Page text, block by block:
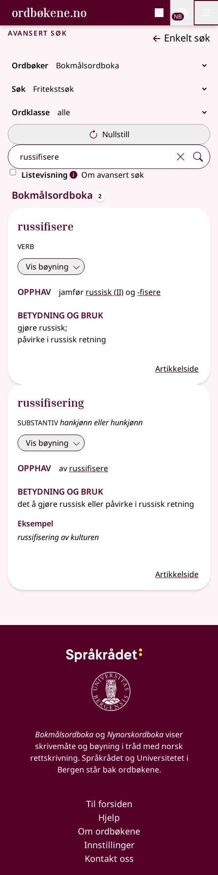
Gå til hovedinnhold
Tilgjengelighet
ordbøkene.no, Bokmålsordboka og
Bokmålsordboka og Nynorskordboka
NB
Avansert søk Enkelt søk
Ordbøker
Søk
Ordklasse
Nullstill
Listevisning
Om avansert søk
2 treff
Bokmålsordboka 2
russifisere
verb
Vis bøyning
Opphav jamfør russisk(2
II)og -fisere
Betydning og bruk
gjøre russisk;
påvirke i russisk retning
Artikkelside
russifisering
substantivhankjønn eller hunkjønn
Vis bøyning
Opphav av russifisere
Betydning og bruk
det å gjøre russisk eller påvirke i russisk retning
Eksempel
russifisering av kulturen
Artikkelside
Bokmålsordbokaog Nynorskordbokaviser
skrivemåte og bøyning i tråd med norsk
rettskrivning. Språkrådet og Universitetet i
Bergen står bak ordbøkene.
Til forsiden
Hjelp
Om ordbøkene
Innstillinger
Kontakt oss